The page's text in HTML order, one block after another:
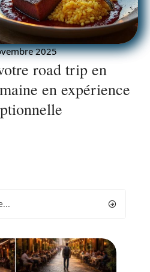
2025
road trip en
en expérience